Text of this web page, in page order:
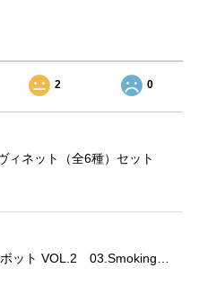
2 0
ィネット（全6種）セット
むかし懐かしロボット VOL.2 03.Smoking Space Man